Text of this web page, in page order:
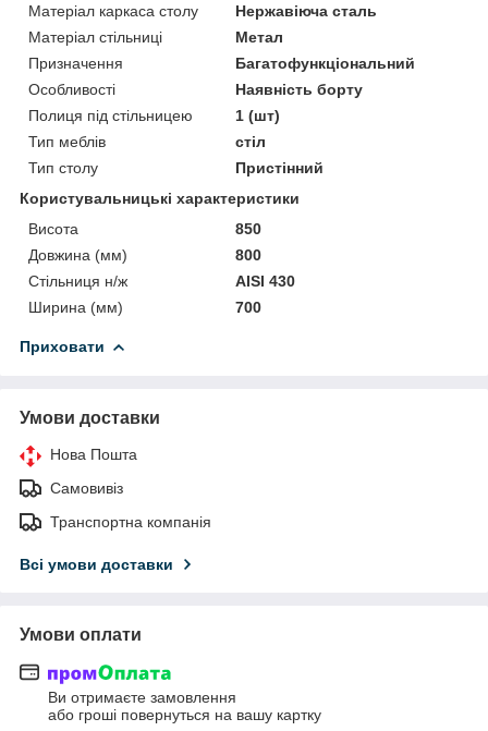
Матеріал каркаса столу
Нержавіюча сталь
Матеріал стільниці
Метал
Призначення
Багатофункціональний
Особливості
Наявність борту
Полиця під стільницею
1 (шт)
Тип меблів
стіл
Тип столу
Пристінний
Користувальницькі характеристики
Висота
850
Довжина (мм)
800
Стільниця н/ж
AISI 430
Ширина (мм)
700
Приховати
Умови доставки
Нова Пошта
Самовивіз
Транспортна компанія
Всі умови доставки
Умови оплати
Ви отримаєте замовлення
або гроші повернуться на вашу картку